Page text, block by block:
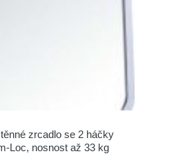
zrcadlo se 2 háčky
Loc, nosnost až 33 kg